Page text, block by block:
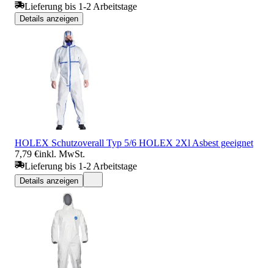
Lieferung bis 1-2 Arbeitstage
Details anzeigen
HOLEX Schutzoverall Typ 5/6 HOLEX 2Xl Asbest geeignet
7,79 €inkl. MwSt.
Lieferung bis 1-2 Arbeitstage
Details anzeigen